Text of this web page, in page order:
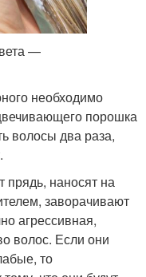
—
необходимо
порошка
волосы два раза,
прядь, наносят на
заворачивают
агрессивная,
волос. Если они
то